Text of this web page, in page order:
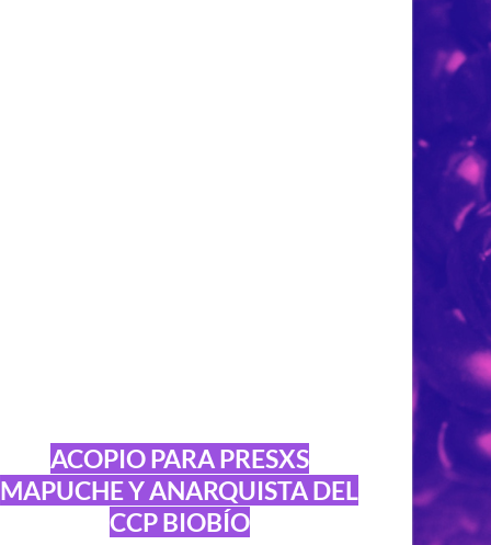
ACOPIO PARA PRESXS
MAPUCHE Y ANARQUISTA DEL
CCP BIOBÍO